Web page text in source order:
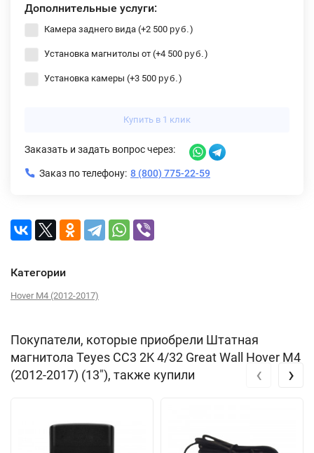
Дополнительные услуги:
Камера заднего вида (+2 500 руб. )
Установка магнитолы от (+4 500 руб. )
Установка камеры (+3 500 руб. )
Купить в 1 клик
Заказать и задать вопрос через:
Заказ по телефону: 8 (800) 775-22-59
Категории
Hover M4 (2012-2017)
Покупатели, которые приобрели Штатная
магнитола Teyes CC3 2K 4/32 Great Wall Hover M4
(2012-2017) (13"), также купили
‹ ›